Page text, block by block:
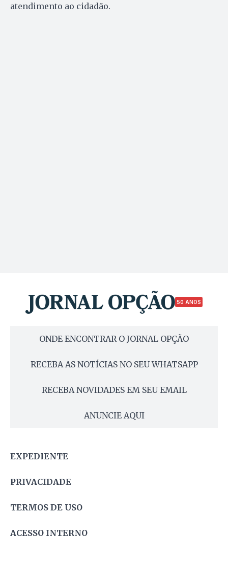
atendimento ao cidadão.
50 ANOS
ONDE ENCONTRAR O JORNAL OPÇÃO
RECEBA AS NOTÍCIAS NO SEU WHATSAPP
RECEBA NOVIDADES EM SEU EMAIL
ANUNCIE AQUI
EXPEDIENTE
PRIVACIDADE
TERMOS DE USO
ACESSO INTERNO